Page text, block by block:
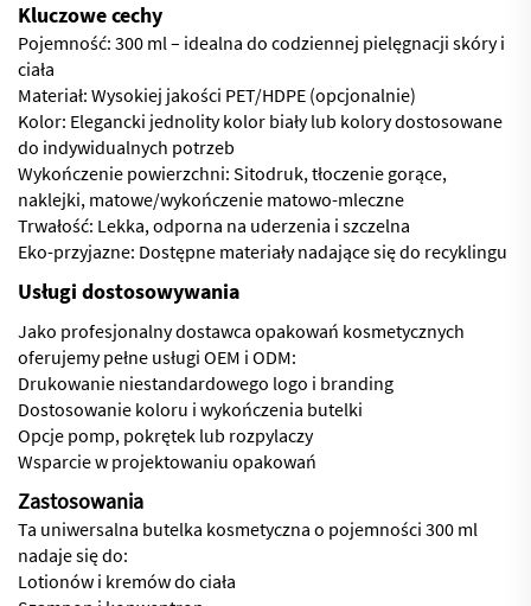
Kluczowe cechy
Pojemność: 300 ml – idealna do codziennej pielęgnacji skóry i
ciała
Materiał: Wysokiej jakości PET/HDPE (opcjonalnie)
Kolor: Elegancki jednolity kolor biały lub kolory dostosowane
do indywidualnych potrzeb
Wykończenie powierzchni: Sitodruk, tłoczenie gorące,
naklejki, matowe/wykończenie matowo-mleczne
Trwałość: Lekka, odporna na uderzenia i szczelna
Eko-przyjazne: Dostępne materiały nadające się do recyklingu
Usługi dostosowywania
Jako profesjonalny dostawca opakowań kosmetycznych
oferujemy pełne usługi OEM i ODM:
Drukowanie niestandardowego logo i branding
Dostosowanie koloru i wykończenia butelki
Opcje pomp, pokrętek lub rozpylaczy
Wsparcie w projektowaniu opakowań
Zastosowania
Ta uniwersalna butelka kosmetyczna o pojemności 300 ml
nadaje się do:
Lotionów i kremów do ciała